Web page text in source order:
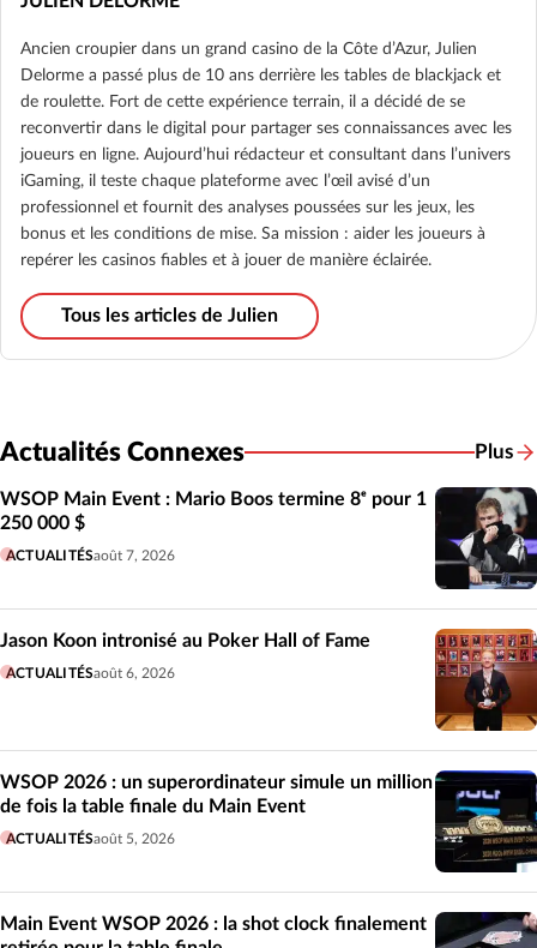
Ancien croupier dans un grand casino de la Côte d’Azur, Julien
Delorme a passé plus de 10 ans derrière les tables de blackjack et
de roulette. Fort de cette expérience terrain, il a décidé de se
reconvertir dans le digital pour partager ses connaissances avec les
joueurs en ligne. Aujourd’hui rédacteur et consultant dans l’univers
iGaming, il teste chaque plateforme avec l’œil avisé d’un
professionnel et fournit des analyses poussées sur les jeux, les
bonus et les conditions de mise. Sa mission : aider les joueurs à
repérer les casinos fiables et à jouer de manière éclairée.
Tous les articles de Julien
Actualités Connexes Plus
WSOP Main Event : Mario Boos termine 8ᵉ pour 1
250 000 $
ACTUALITÉSaoût 7, 2026
Jason Koon intronisé au Poker Hall of Fame
ACTUALITÉSaoût 6, 2026
WSOP 2026 : un superordinateur simule un million
de fois la table finale du Main Event
ACTUALITÉSaoût 5, 2026
Main Event WSOP 2026 : la shot clock finalement